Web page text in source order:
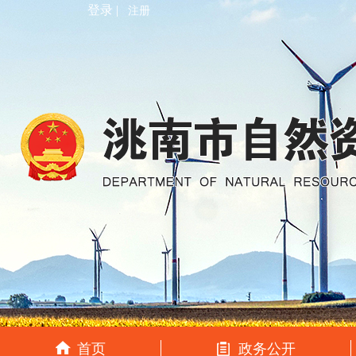
登录 | 注册
首页 政务公开